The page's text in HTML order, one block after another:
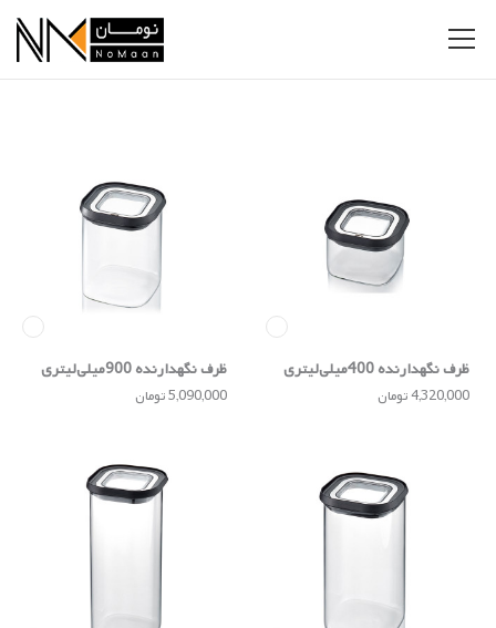
ظرف نگهدارنده 400میلی‌لیتری
PANTRTY
4,320,000 تومان
ظرف نگهدارنده 900میلی‌لیتری
PANTRTY
5,090,000 تومان